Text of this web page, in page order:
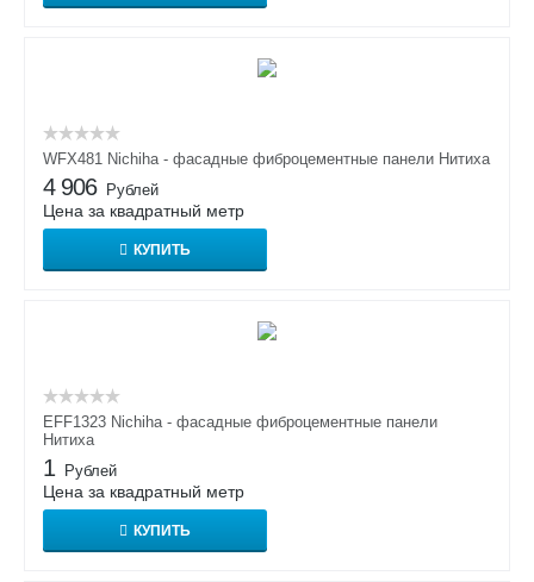
WFX481 Nichiha - фасадные фиброцементные панели Нитиха
4 906 Рублей
Цена за квадратный метр
КУПИТЬ
EFF1323 Nichiha - фасадные фиброцементные панели
Нитиха
1 Рублей
Цена за квадратный метр
КУПИТЬ